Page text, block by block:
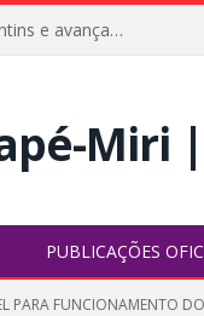
Igarapé-Miri conquista o melhor IDEB do Baixo Tocantins e avança na qualidade da educação pública
PUBLICAÇÕES
PARA FUNCIONAMENTO DO